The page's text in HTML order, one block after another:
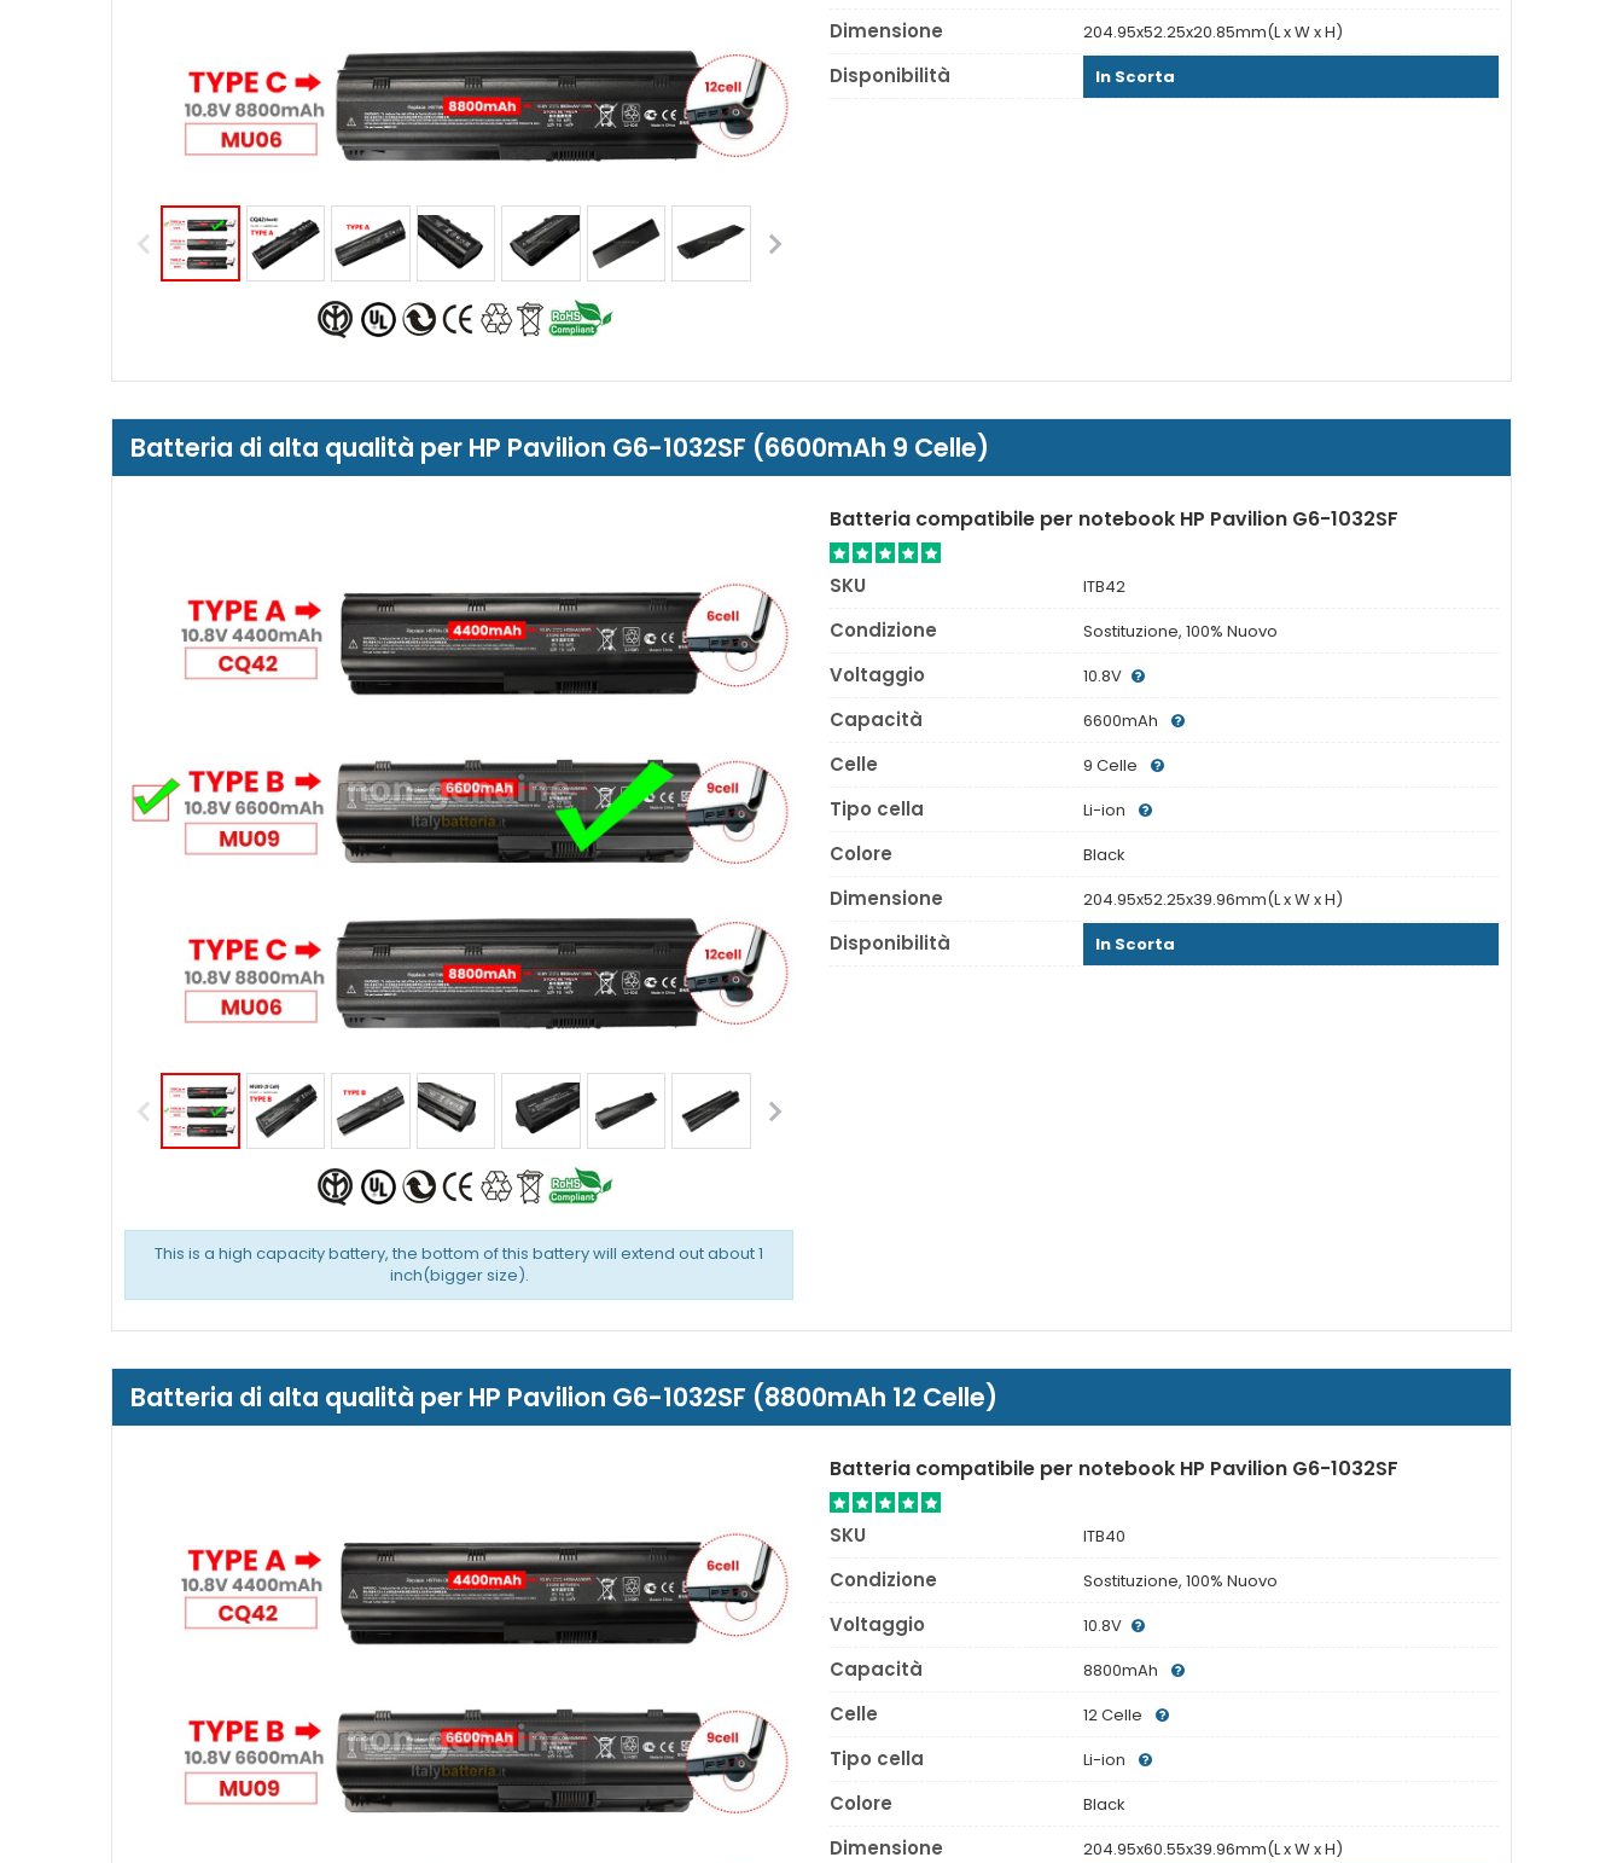
Dimensione 204.95x52.25x20.85mm(L x W x H)
Disponibilità In Scorta
Batteria di alta qualità per HP Pavilion G6-1032SF (6600mAh 9 Celle)
This is a high capacity battery, the bottom of this battery will extend out about 1
inch(bigger size).
Batteria compatibile per notebook HP Pavilion G6-1032SF
SKU ITB42
Condizione Sostituzione, 100% Nuovo
Voltaggio 10.8V
Capacità 6600mAh
Celle 9 Celle
Tipo cella Li-ion
Colore Black
Dimensione 204.95x52.25x39.96mm(L x W x H)
Disponibilità In Scorta
Batteria di alta qualità per HP Pavilion G6-1032SF (8800mAh 12 Celle)
Batteria compatibile per notebook HP Pavilion G6-1032SF
SKU ITB40
Condizione Sostituzione, 100% Nuovo
Voltaggio 10.8V
Capacità 8800mAh
Celle 12 Celle
Tipo cella Li-ion
Colore Black
Dimensione 204.95x60.55x39.96mm(L x W x H)